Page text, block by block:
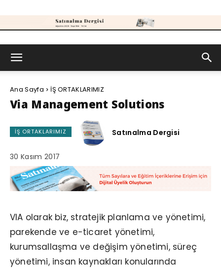
Ana Sayfa İŞ ORTAKLARIMIZ
Via Management Solutions
İŞ ORTAKLARIMIZ Satınalma Dergisi
30 Kasım 2017
VIA olarak biz, stratejik planlama ve yönetimi,
parekende ve e-ticaret yönetimi,
kurumsallaşma ve değişim yönetimi, süreç
yönetimi, insan kaynakları konularında